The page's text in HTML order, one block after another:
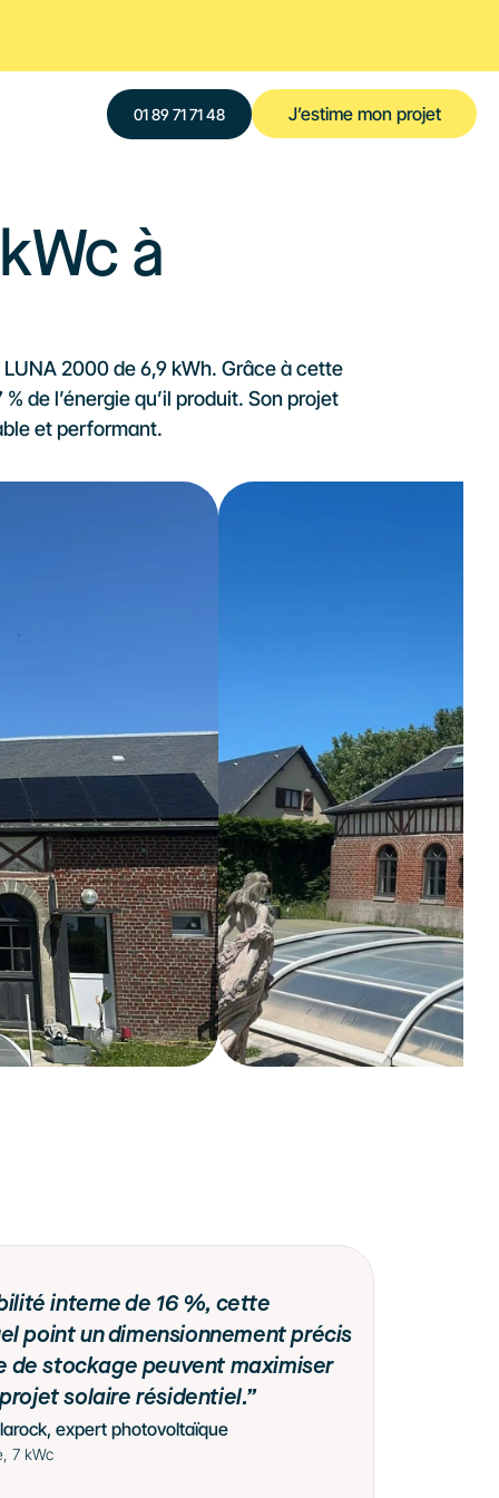
‍01 89 71 71 48 J’estime mon projet
à
2000 de 6,9 kWh. Grâce à cette
de l’énergie qu’il produit. Son projet
et performant.
interne de 16 %, cette
point un dimensionnement précis
de stockage peuvent maximiser
solaire résidentiel.”
expert photovoltaïque
7 kWc